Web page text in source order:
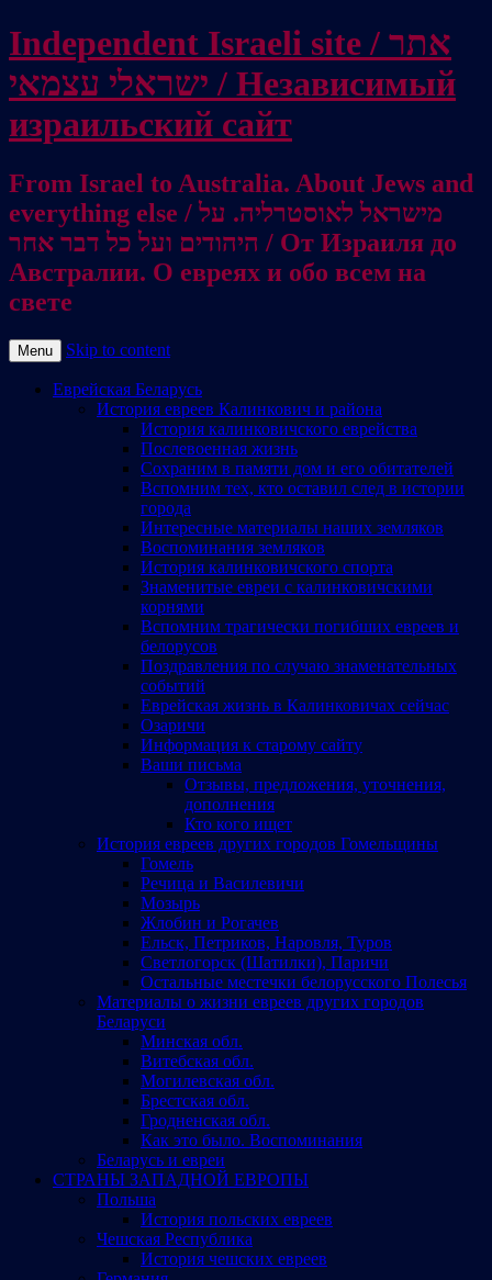
Independent Israeli site / אתר
ישראלי עצמאי / Независимый
израильский сайт
From Israel to Australia. About Jews and
everything else / מישראל לאוסטרליה. על
היהודים ועל כל דבר אחר / От Израиля до
Австралии. О евреях и обо всем на
свете
Menu Skip to content
Еврейская Беларусь
История евреев Калинкович и района
История калинковичского еврейства
Послевоенная жизнь
Сохраним в памяти дом и его обитателей
Вспомним тех, кто оставил след в истории
города
Интересные материалы наших земляков
Воспоминания земляков
История калинковичского спорта
Знаменитые евреи с калинковичскими
корнями
Вспомним трагически погибших евреев и
белорусов
Поздравления по случаю знаменательных
событий
Еврейская жизнь в Калинковичах сейчас
Озаричи
Информация к старому сайту
Ваши письма
Отзывы, предложения, уточнения,
дополнения
Кто кого ищет
История евреев других городов Гомельщины
Гомель
Речица и Василевичи
Мозырь
Жлобин и Рогачев
Ельск, Петриков, Наровля, Туров
Светлогорск (Шатилки), Паричи
Остальные местечки белорусского Полесья
Материалы о жизни евреев других городов
Беларуси
Минская обл.
Витебская обл.
Могилевская обл.
Брестская обл.
Гродненская обл.
Как это было. Воспоминания
Беларусь и евреи
СТРАНЫ ЗАПАДНОЙ ЕВРОПЫ
Польша
История польских евреев
Чешская Республика
История чешских евреев